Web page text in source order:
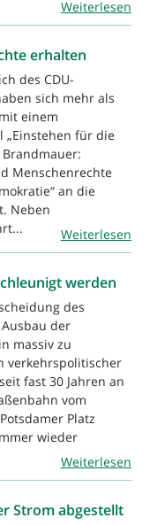
Weiterlesen
erhalten
des CDU-
sich mehr als
einem
„Einstehen für die
Menschenrechte
an die
Neben
Weiterlesen
werden
des
der
massiv zu
verkehrspolitischer
fast 30 Jahren an
vom
Platz
wieder
Weiterlesen
Strom abgestellt